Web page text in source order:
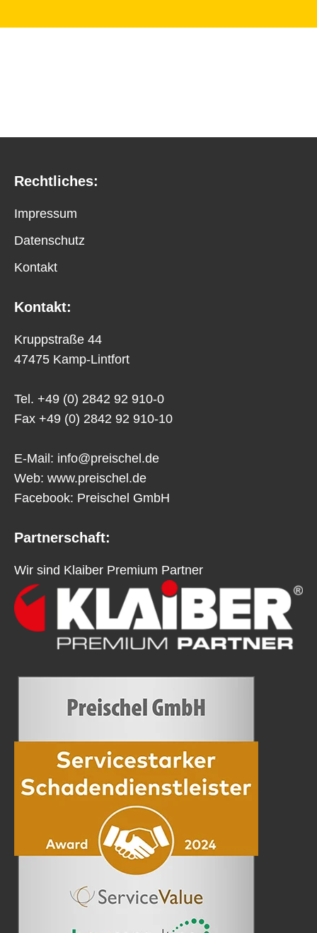
Rechtliches:
Impressum
Datenschutz
Kontakt
Kontakt:
Kruppstraße 44
47475 Kamp-Lintfort
Tel. +49 (0) 2842 92 910-0
Fax +49 (0) 2842 92 910-10
E-Mail: info@preischel.de
Web: www.preischel.de
Facebook: Preischel GmbH
Partnerschaft:
Wir sind Klaiber Premium Partner